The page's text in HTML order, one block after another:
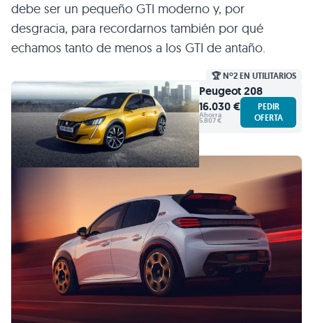
debe ser un pequeño GTI moderno y, por
desgracia, para recordarnos también por qué
echamos tanto de menos a los GTI de antaño.
🏆 Nº2 EN UTILITARIOS
Peugeot208
16.030 €
Ahorra
5.807 €
PEDIR
OFERTA